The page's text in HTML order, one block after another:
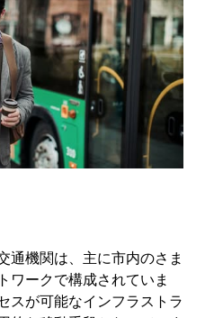
通機関は、主に市内のさま
ワークで構成されていま
スが可能なインフラストラ